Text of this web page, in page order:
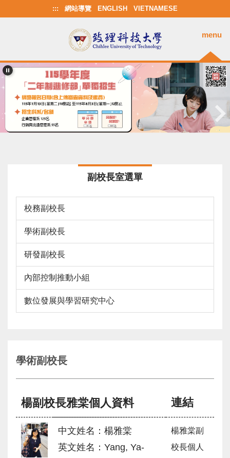
到
容
::: 網站導覽 ENGLISH VIETNAMESE
menu
副校長室選單
校務副校長
學術副校長
研發副校長
內部控制推動小組
數位發展與學習研究中心
學術副校長
楊副校長雅棠個人資料 連結
中文姓名：楊雅棠
英文姓名：Yang, Ya-
楊雅棠副
校長個人